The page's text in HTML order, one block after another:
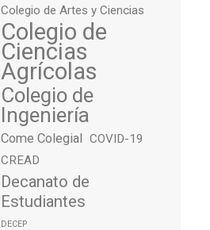
Colegio de Artes y Ciencias
Colegio de
Ciencias
Agrícolas
Colegio de
Ingeniería
Come Colegial COVID-19
CREAD
Decanato de
Estudiantes
DECEP